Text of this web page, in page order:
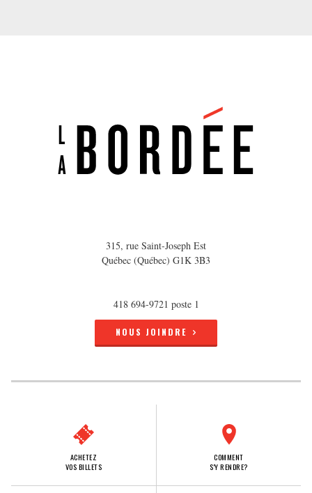
315, rue Saint-Joseph Est
Québec (Québec) G1K 3B3
418 694-9721 poste 1
NOUS JOINDRE
ACHETEZ
VOS BILLETS
COMMENT
S'Y RENDRE?